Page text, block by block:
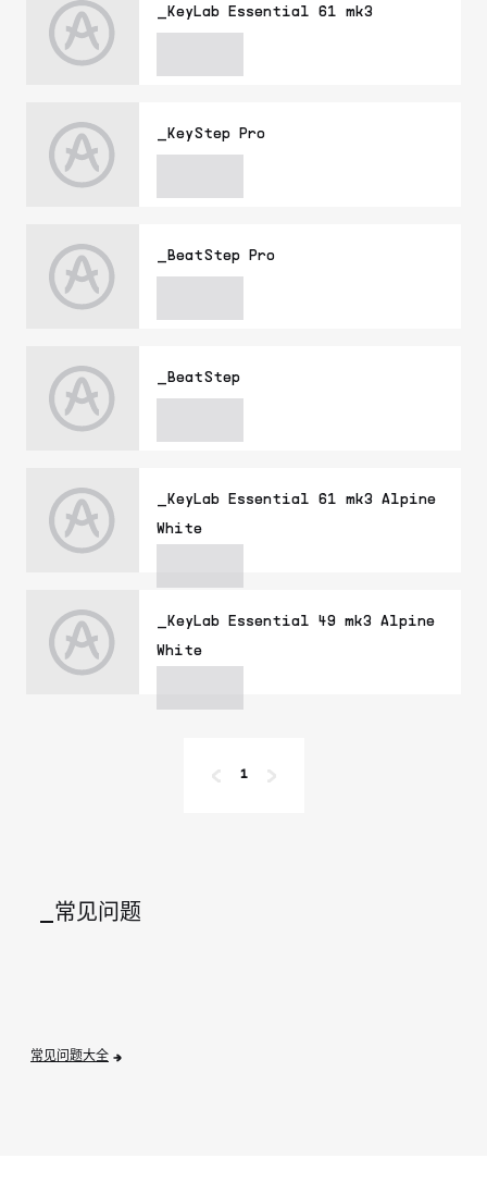
_KeyLab Essential 61 mk3
_KeyStep Pro
_BeatStep Pro
_BeatStep
_KeyLab Essential 61 mk3 Alpine
White
_KeyLab Essential 49 mk3 Alpine
White
1
_常见问题
常见问题大全